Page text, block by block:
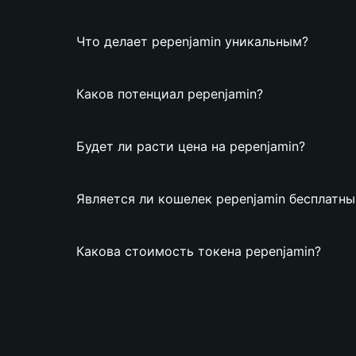
Что делает pepenjamin уникальным?
Каков потенциал pepenjamin?
Будет ли расти цена на pepenjamin?
Является ли кошелек pepenjamin
Какова стоимость токена pepenjamin?